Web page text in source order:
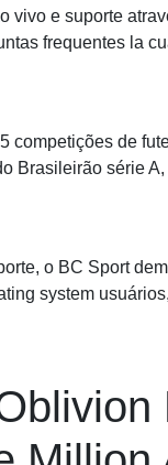
vivo e suporte
frequentes la
competições de
Brasileirão série
o BC Sport
system